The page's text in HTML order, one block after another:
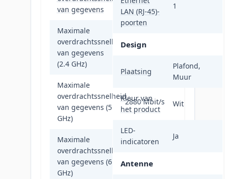
van gegevens
Maximale
overdrachtssnelheid
van gegevens
(2.4 GHz)
574 Mbit/s
Maximale
overdrachtssnelheid
van gegevens (5
GHz)
2880 Mbit/s
Maximale
overdrachtssnelheid
van gegevens (6
GHz)
LAN (RJ-45)-
poorten
1
Design
Plaatsing
Plafond,
Muur
Kleur van
het product
Wit
LED-
indicatoren
Ja
Antenne